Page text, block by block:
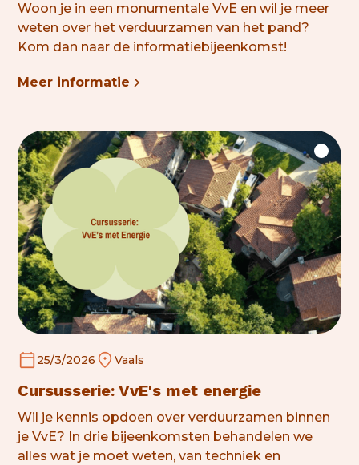
Woon je in een monumentale VvE en wil je meer
weten over hetverduurzamen van het pand?
Kom dan naar de informatiebijeenkomst!
Meer informatie
25/3/2026 Vaals
Cursusserie: VvE's met energie
Wil je kennis opdoen oververduurzamen binnen
je VvE? In drie bijeenkomsten behandelen we
alles wat je moet weten, van techniek en